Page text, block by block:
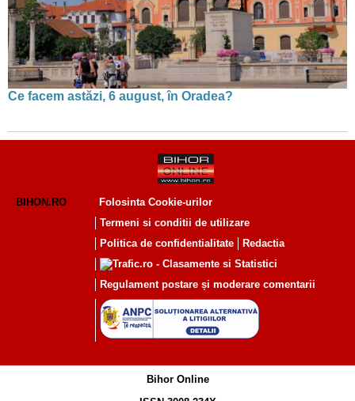
Ce facem astăzi, 6 august, în Oradea?
BIHON.RO
Folosinta Cookie-urilor
Termeni si conditii de utilizare
Politica de confidentialitate
Redactia
Regulament postare și moderare comentarii
Bihor Online